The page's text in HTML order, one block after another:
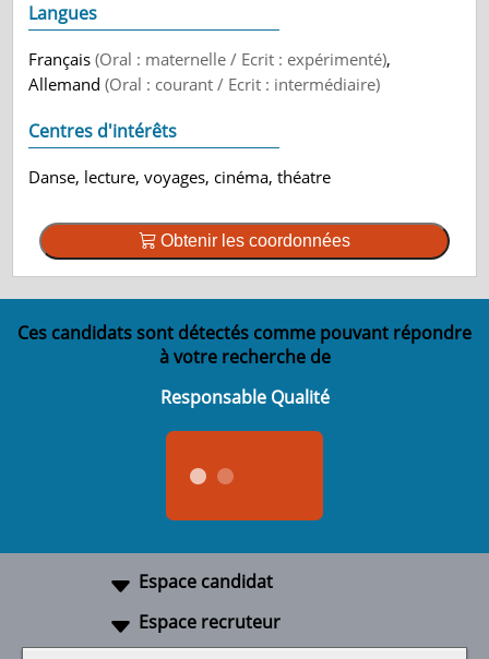
Langues
Français(Oral : maternelle / Ecrit : expérimenté),
Allemand(Oral : courant / Ecrit : intermédiaire)
Centres d'intérêts
Danse, lecture, voyages, cinéma, théatre
Obtenir les coordonnées
Ces candidats sont détectés comme pouvant répondre
à votre recherche de
Responsable Qualité
Espace candidat
Espace recruteur